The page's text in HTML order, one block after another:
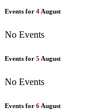
Events for 4 August
No Events
Events for 5 August
No Events
Events for 6 August